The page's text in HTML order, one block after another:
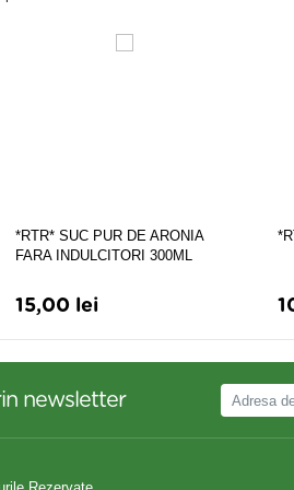
*RTR* SUC PUR DE ARONIA
FARA INDULCITORI 300ML
15,00 lei
newsletter